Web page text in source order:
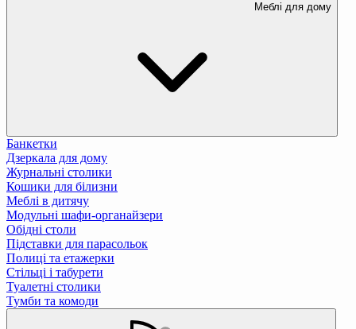
Меблі для дому
Банкетки
Дзеркала для дому
Журнальні столики
Кошики для білизни
Меблі в дитячу
Модульні шафи-органайзери
Обідні столи
Підставки для парасольок
Полиці та етажерки
Стільці і табурети
Туалетні столики
Тумби та комоди